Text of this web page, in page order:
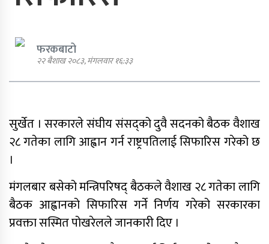
एमाले नेता प्रदिप पौडेल पक्राउ
पार्टी शुद्धीकरण र पुनर्गठनका लागि
एमालेले प्रदेशबाट सुझाव सङ्कलन थाल्यो
पूर्व गृहमन्त्री गुरुङमाथि छानबिन गर्न
गठित समितिले प्रतिवेदन सरकारलाई
फरकबाटो
२२ बैशाख २०८३, मंगलवार १६:३३
सुर्खेत । सरकारले संघीय संसद्को दुवै सदनको बैठक वैशाख
२८ गतेका लागि आह्वान गर्न राष्ट्रपतिलाई सिफारिस गरेको छ
।
मंगलबार बसेको मन्त्रिपरिषद् बैठकले वैशाख २८ गतेका लागि
बैठक आह्वानको सिफारिस गर्ने निर्णय गरेको सरकारका
प्रवक्ता सस्मित पोखरेलले जानकारी दिए ।